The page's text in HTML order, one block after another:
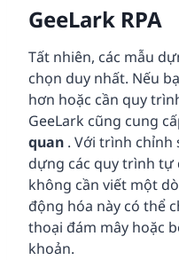
GeeLark RPA
Tất nhiên, các mẫu
chọn duy nhất. Nếu
hơn hoặc cần quy
GeeLark cũng cung
quan . Với trình chỉnh
dựng các quy trình tự
không cần viết một
động hóa này có thể
thoại đám mây hoặc
khoản.